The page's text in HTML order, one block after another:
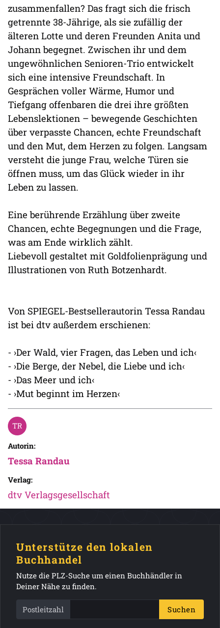
zusammenfallen? Das fragt sich die frisch
getrennte 38-Jährige, als sie zufällig der
älteren Lotte und deren Freunden Anita und
Johann begegnet. Zwischen ihr und dem
ungewöhnlichen Senioren-Trio entwickelt
sich eine intensive Freundschaft. In
Gesprächen voller Wärme, Humor und
Tiefgang offenbaren die drei ihre größten
Lebenslektionen – bewegende Geschichten
über verpasste Chancen, echte Freundschaft
und den Mut, dem Herzen zu folgen. Langsam
versteht die junge Frau, welche Türen sie
öffnen muss, um das Glück wieder in ihr
Leben zu lassen.
Eine berührende Erzählung über zweite
Chancen, echte Begegnungen und die Frage,
was am Ende wirklich zählt.
Liebevoll gestaltet mit Goldfolienprägung und
Illustrationen von Ruth Botzenhardt.
Von SPIEGEL-Bestsellerautorin Tessa Randau
ist bei dtv außerdem erschienen:
- ›Der Wald, vier Fragen, das Leben und ich‹
- ›Die Berge, der Nebel, die Liebe und ich‹
- ›Das Meer und ich‹
- ›Mut beginnt im Herzen‹
Autorin:
Tessa Randau
Verlag:
dtv Verlagsgesellschaft
Unterstütze den lokalen
Buchhandel
Nutze die PLZ-Suche um einen Buchhändler in
Deiner Nähe zu finden.
Postleitzahl Suchen